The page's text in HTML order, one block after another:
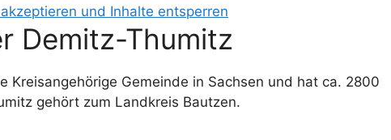
und Inhalte entsperren
Demitz-Thumitz
Kreisangehörige Gemeinde in Sachsen und hat ca. 2800
gehört zum Landkreis Bautzen.